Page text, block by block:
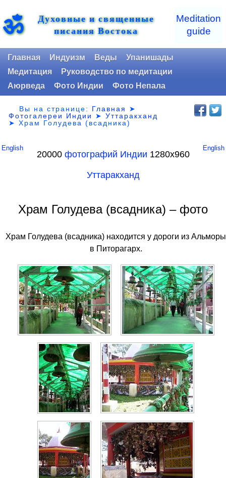
ॐ
Духовные и священные
писания Востока
Meditation
guide
Главная Индуизм Веды
Упанишады
Медитация
Руководство по медитации
Аюрведа
Фото Индии Фото Непала
Вы на странице: Главная
➤
Фотогалереи Индии
➤Уттаракханд
➤Храм Голудева (всадника)
English English
20000 фотографий Индии 1280х960
Уттаракханд
Храм Голудева (всадника) – фото
Храм Голудева (всадника) находится у дороги из Альморы
в Питорагарх.